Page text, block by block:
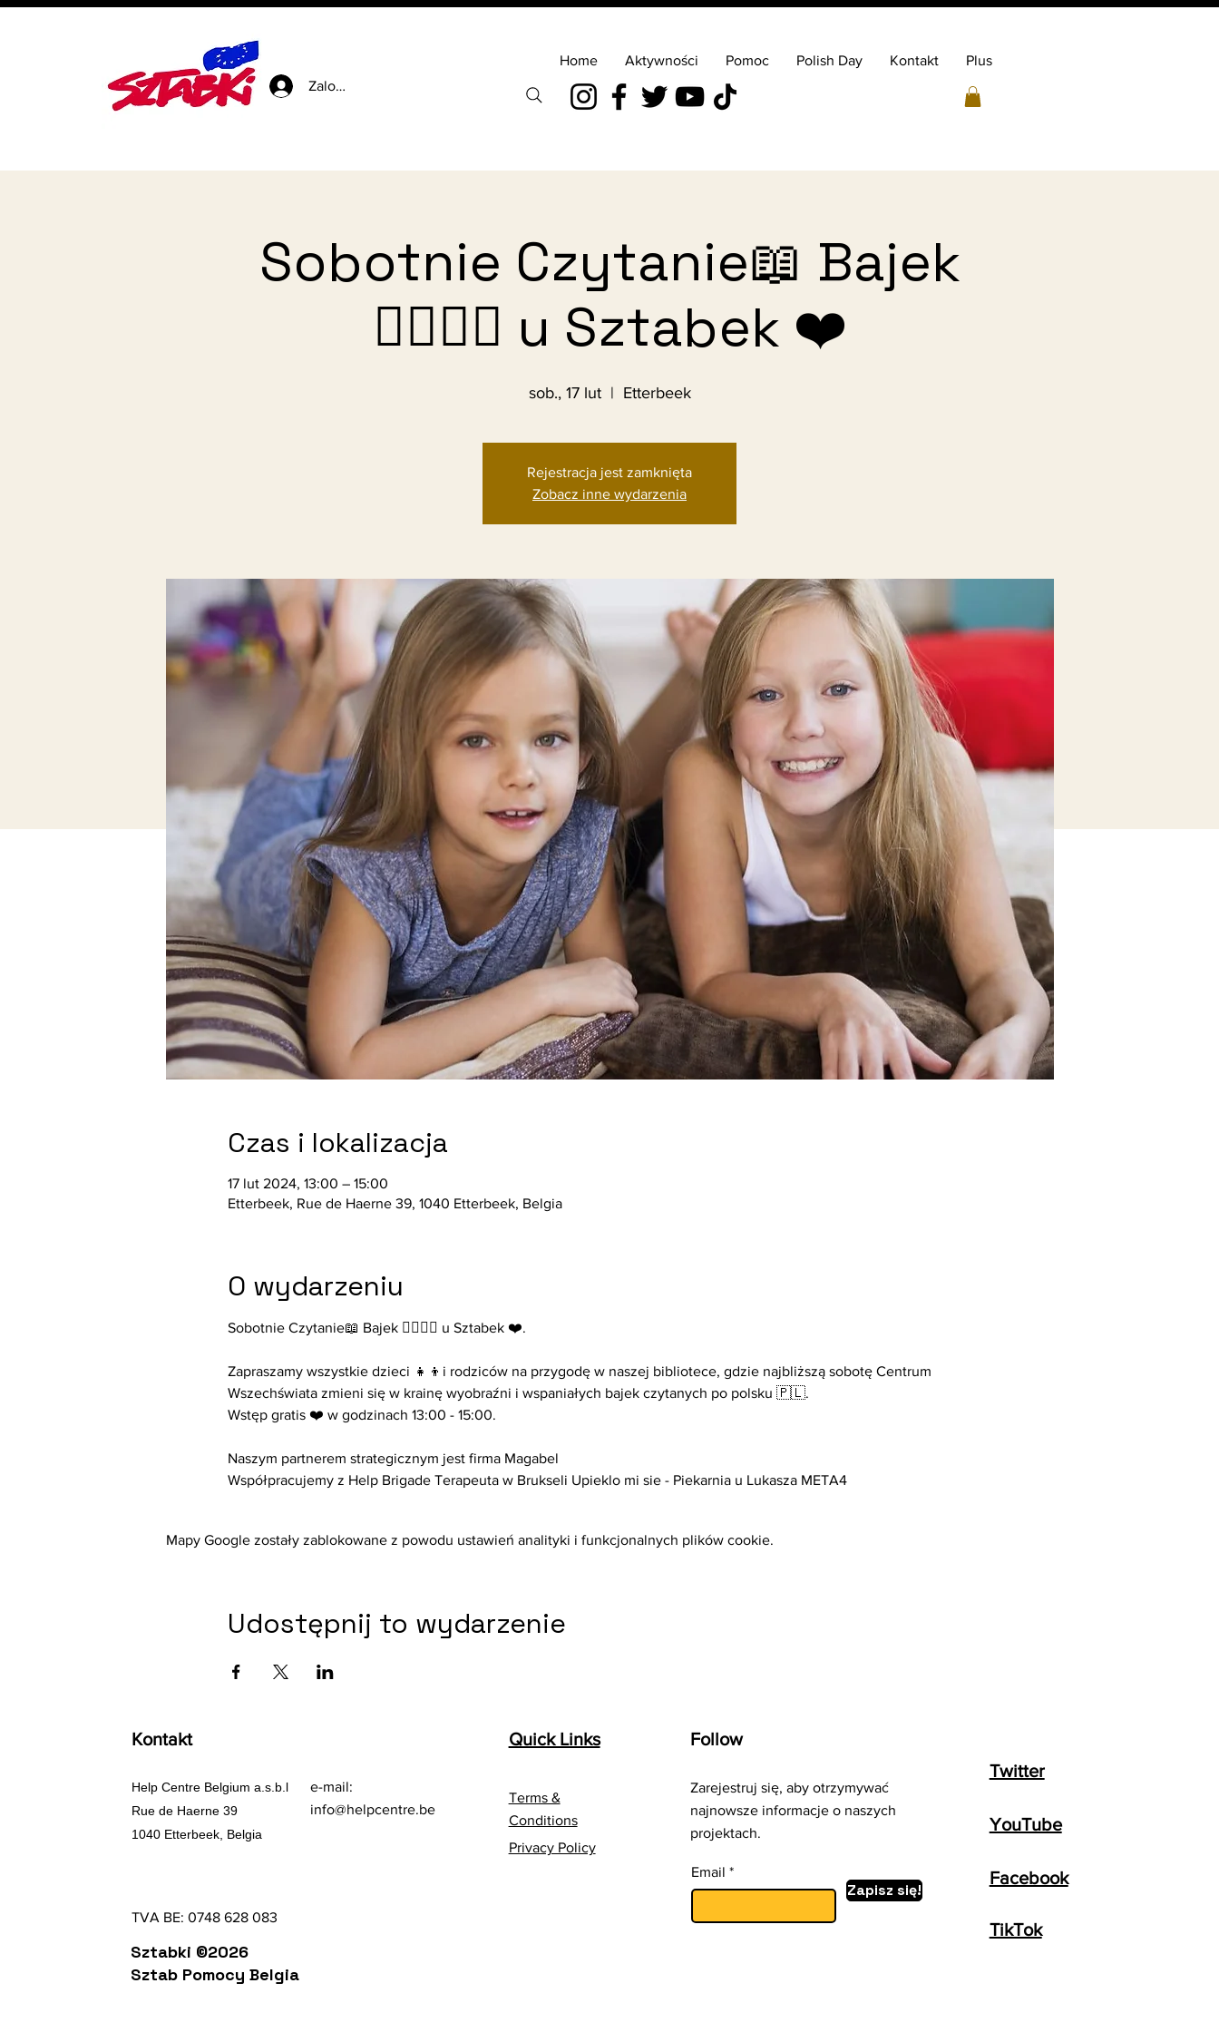
Zaloguj się
Home Aktywności Pomoc Polish Day Kontakt Plus
Sobotnie Czytanie📖 Bajek
🧜‍♂️🧞‍♂️ u Sztabek ❤️
sob., 17 lut
  |
Etterbeek
Rejestracja jest zamknięta
Zobacz inne wydarzenia
Czas i lokalizacja
17 lut 2024, 13:00 – 15:00
Etterbeek, Rue de Haerne 39, 1040 Etterbeek, Belgia
O wydarzeniu
Sobotnie Czytanie📖 Bajek 🧜‍♂️🧞‍♂️ u Sztabek ❤️.
Zapraszamy wszystkie dzieci 👧👦i rodziców na przygodę w naszej bibliotece, gdzie najbliższą sobotę Centrum
Wszechświata zmieni się w krainę wyobraźni i wspaniałych bajek czytanych po polsku 🇵🇱.
Wstęp gratis ❤️ w godzinach 13:00 - 15:00.
Naszym partnerem strategicznym jest firma Magabel
Współpracujemy z Help Brigade Terapeuta w Brukseli Upieklo mi sie - Piekarnia u Lukasza META4
Mapy Google zostały zablokowane z powodu ustawień analityki i funkcjonalnych plików cookie.
Udostępnij to wydarzenie
Kontakt
Help Centre Belgium a.s.b.l
Rue de Haerne 39
1040 Etterbeek, Belgia
e-mail:
info@helpcentre.be
TVA BE: 0748 628 083
Sztabki ©2026
Sztab Pomocy Belgia
Quick Links
Terms &
Conditions
Privacy Policy
Follow
Zarejestruj się, aby otrzymywać
najnowsze informacje o naszych
projektach.
Email
Zapisz się!
Twitter
YouTube
Facebook
TikTok